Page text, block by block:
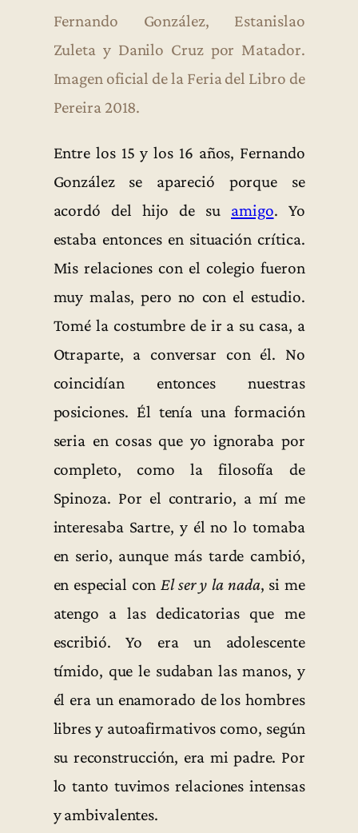
Fernando González, Estanislao
Zuleta y Danilo Cruz por Matador.
Imagen oficial de la Feria del Libro de
Pereira 2018.
Entre los 15 y los 16 años, Fernando
González se apareció porque se
acordó del hijo de su amigo. Yo
estaba entonces en situación crítica.
Mis relaciones con el colegio fueron
muy malas, pero no con el estudio.
Tomé la costumbre de ir a su casa, a
Otraparte, a conversar con él. No
coincidían entonces nuestras
posiciones. Él tenía una formación
seria en cosas que yo ignoraba por
completo, como la filosofía de
Spinoza. Por el contrario, a mí me
interesaba Sartre, y él no lo tomaba
en serio, aunque más tarde cambió,
en especial con El ser y la nada, si me
atengo a las dedicatorias que me
escribió. Yo era un adolescente
tímido, que le sudaban las manos, y
él era un enamorado de los hombres
libres y autoafirmativos como, según
su reconstrucción, era mi padre. Por
lo tanto tuvimos relaciones intensas
y ambivalentes.